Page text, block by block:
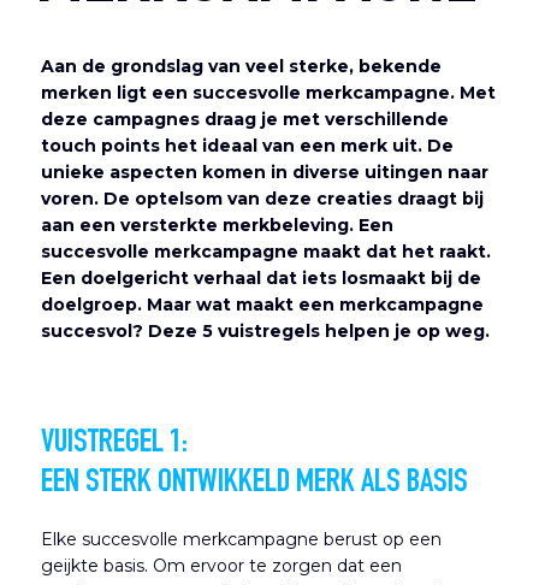
Aan de grondslag van veel sterke, bekende
merken ligt een succesvolle merkcampagne. Met
deze campagnes draag je met verschillende
touch points het ideaal van een merk uit. De
unieke aspecten komen in diverse uitingen naar
voren. De optelsom van deze creaties draagt bij
aan een versterkte merkbeleving. Een
succesvolle merkcampagne maakt dat het raakt.
Een doelgericht verhaal dat iets losmaakt bij de
doelgroep. Maar wat maakt een merkcampagne
succesvol? Deze 5 vuistregels helpen je op weg.
VUISTREGEL 1:
EEN STERK ONTWIKKELD MERK ALS BASIS
Elke succesvolle merkcampagne berust op een
geijkte basis. Om ervoor te zorgen dat een